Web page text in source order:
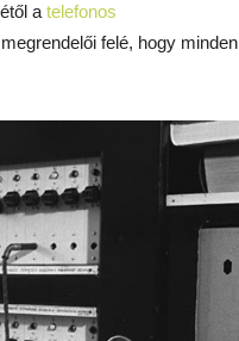
a telefonos
felé, hogy minden